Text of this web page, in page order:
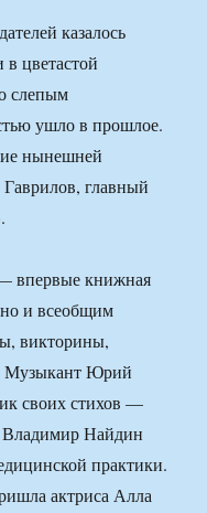
казалось
цветастой
слепым
ушло в прошлое.
нынешней
главный
впервые книжная
но и всеобщим
викторины,
Музыкант Юрий
своих стихов —
Владимир Найдин
практики.
актриса Алла